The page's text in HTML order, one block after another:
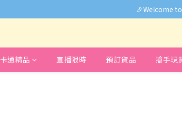
🎉Welcome
🎉Welcome
網頁系統升級中，部份貨品價錢未能正確
🎉Welcome
卡通精品 直播限時 預訂貨品 搶手現